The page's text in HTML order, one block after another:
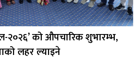
२०२६’ को औपचारिक शुभारम्भ,
लहर ल्याइने